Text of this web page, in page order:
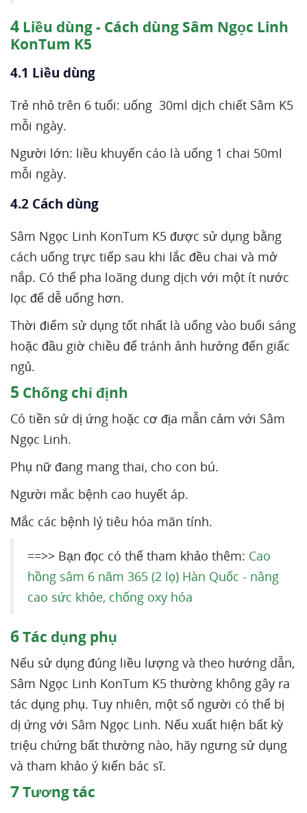
4 Liều dùng - Cách dùng Sâm Ngọc Linh
KonTum K5
4.1 Liều dùng
Trẻ nhỏ trên 6 tuổi: uống 30ml dịch chiết Sâm K5
mỗi ngày.
Người lớn: liều khuyến cáo là uống 1 chai 50ml
mỗi ngày.
4.2 Cách dùng
Sâm Ngọc Linh KonTum K5 được sử dụng bằng
cách uống trực tiếp sau khi lắc đều chai và mở
nắp. Có thể pha loãng dung dịch với một ít nước
lọc để dễ uống hơn.
Thời điểm sử dụng tốt nhất là uống vào buổi sáng
hoặc đầu giờ chiều để tránh ảnh hưởng đến giấc
ngủ.
5 Chống chỉ định
Có tiền sử dị ứng hoặc cơ địa mẫn cảm với Sâm
Ngọc Linh.
Phụ nữ đang mang thai, cho con bú.
Người mắc bệnh cao huyết áp.
Mắc các bệnh lý tiêu hóa mãn tính.
==>> Bạn đọc có thể tham khảo thêm: Cao
hồng sâm 6 năm 365 (2 lọ) Hàn Quốc - nâng
cao sức khỏe, chống oxy hóa
6Tác dụng phụ
Nếu sử dụng đúng liều lượng và theo hướng dẫn,
Sâm Ngọc Linh KonTum K5 thường không gây ra
tác dụng phụ. Tuy nhiên, một số người có thể bị
dị ứng với Sâm Ngọc Linh. Nếu xuất hiện bất kỳ
triệu chứng bất thường nào, hãy ngưng sử dụng
và tham khảo ý kiến bác sĩ.
7Tương tác